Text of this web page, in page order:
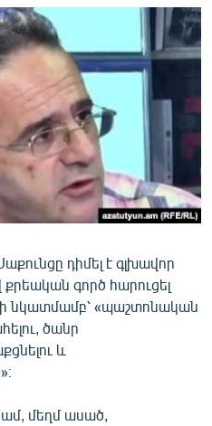
դիմել է գլխավոր
գործ հարուցել
նկատմամբ՝ «պաշտոնական
ծանր
և
մեղմ ասած,